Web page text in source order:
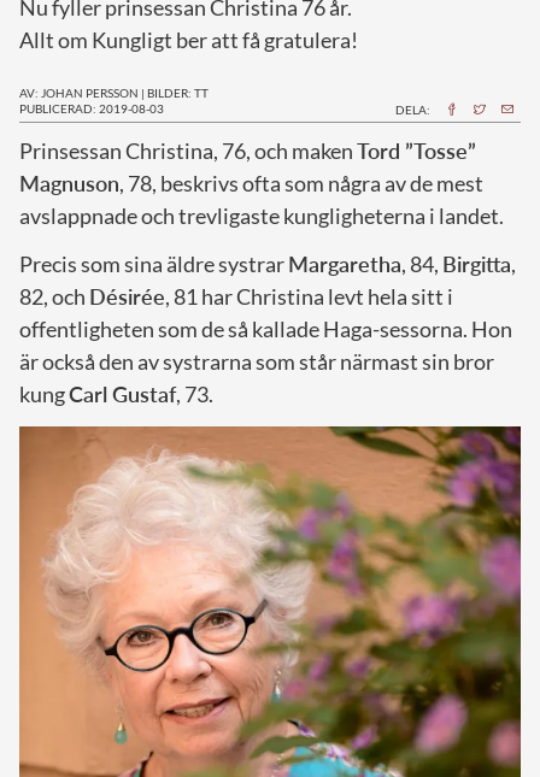
Nu fyller prinsessan Christina 76 år.
Allt om Kungligt ber att få gratulera!
AV: JOHAN PERSSON | BILDER: TT
PUBLICERAD: 2019-08-03
DELA:
Prinsessan Christina, 76, och makenTord ”Tosse”
Magnuson, 78, beskrivs ofta som några av de mest
avslappnade och trevligaste kungligheterna i landet.
Precis som sina äldre systrarMargaretha, 84, Birgitta,
82, och Désirée, 81 har Christina levt hela sitt i
offentligheten som de så kallade Haga-sessorna. Hon
är också den av systrarna som står närmast sin bror
kungCarl Gustaf, 73.